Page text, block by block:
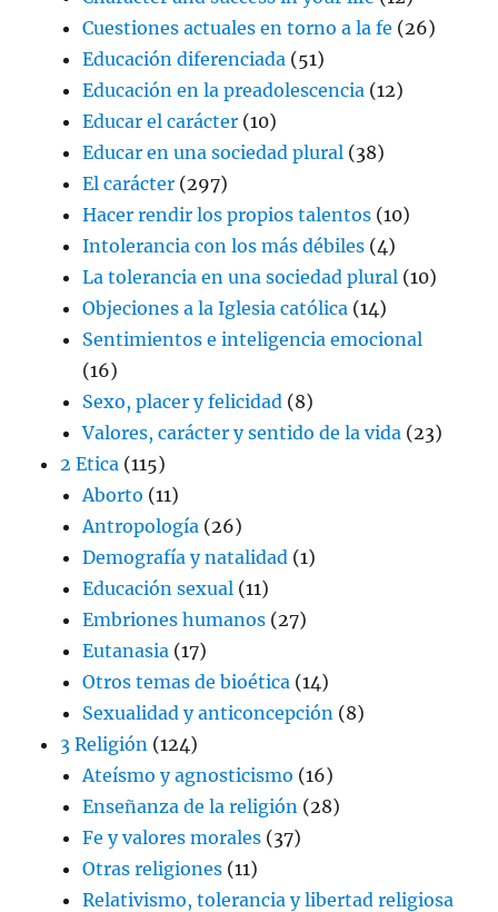
Cuestiones actuales en torno a la fe (26)
Educación diferenciada (51)
Educación en la preadolescencia (12)
Educar el carácter (10)
Educar en una sociedad plural (38)
El carácter (297)
Hacer rendir los propios talentos (10)
Intolerancia con los más débiles (4)
La tolerancia en una sociedad plural (10)
Objeciones a la Iglesia católica (14)
Sentimientos e inteligencia emocional
(16)
Sexo, placer y felicidad (8)
Valores, carácter y sentido de la vida (23)
2 Etica (115)
Aborto (11)
Antropología (26)
Demografía y natalidad (1)
Educación sexual (11)
Embriones humanos (27)
Eutanasia (17)
Otros temas de bioética (14)
Sexualidad y anticoncepción (8)
3 Religión (124)
Ateísmo y agnosticismo (16)
Enseñanza de la religión (28)
Fe y valores morales (37)
Otras religiones (11)
Relativismo, tolerancia y libertad religiosa